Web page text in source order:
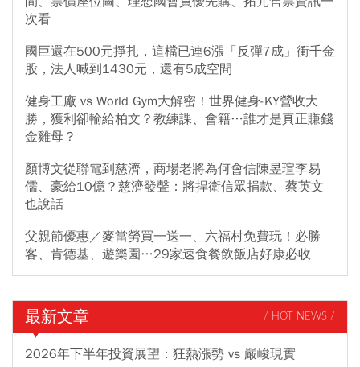
次看
國巨還在500元掙扎，這檔已連6漲「反彈7成」衝千金
股，法人喊到1430元，還有5成空間
健身工廠 vs World Gym大解密！世界健身-KY營收大
勝，獲利卻輸給柏文？教練課、會籍…誰才是真正賺錢
金雞母？
顏博文從聯電到慈濟，商場老將為何會信陳昱瑄李易
儒、豪給10億？慈濟發聲：將捍衛信眾捐款、蔡英文
也說話
父親節優惠／麥當勞買一送一、六福村免費玩！必勝
客、肯德基、遊樂園…29家速食餐飲飯店好康必收
最新文章 / HOT NEWS /
2026年下半年投資展望：狂熱漲勢 vs 嚴峻現實